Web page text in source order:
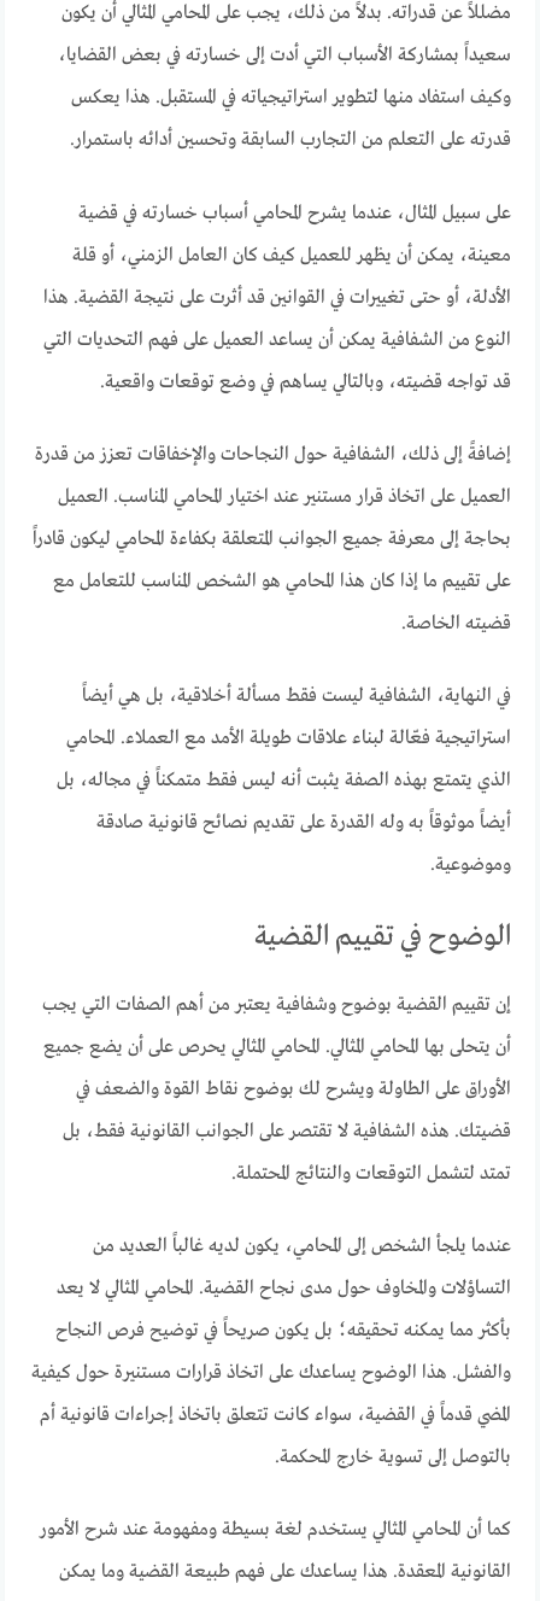
مضللاً عن قدراته. بدلاً من ذلك، يجب على المحامي المثالي أن يكون
سعيداً بمشاركة الأسباب التي أدت إلى خسارته في بعض القضايا،
وكيف استفاد منها لتطوير استراتيجياته في المستقبل. هذا يعكس
قدرته على التعلم من التجارب السابقة وتحسين أدائه باستمرار.
على سبيل المثال، عندما يشرح المحامي أسباب خسارته في قضية
معينة، يمكن أن يظهر للعميل كيف كان العامل الزمني، أو قلة
الأدلة، أو حتى تغييرات في القوانين قد أثرت على نتيجة القضية. هذا
النوع من الشفافية يمكن أن يساعد العميل على فهم التحديات التي
قد تواجه قضيته، وبالتالي يساهم في وضع توقعات واقعية.
إضافةً إلى ذلك، الشفافية حول النجاحات والإخفاقات تعزز من قدرة
العميل على اتخاذ قرار مستنير عند اختيار المحامي المناسب. العميل
بحاجة إلى معرفة جميع الجوانب المتعلقة بكفاءة المحامي ليكون قادراً
على تقييم ما إذا كان هذا المحامي هو الشخص المناسب للتعامل مع
قضيته الخاصة.
في النهاية، الشفافية ليست فقط مسألة أخلاقية، بل هي أيضاً
استراتيجية فعّالة لبناء علاقات طويلة الأمد مع العملاء. المحامي
الذي يتمتع بهذه الصفة يثبت أنه ليس فقط متمكناً في مجاله، بل
أيضاً موثوقاً به وله القدرة على تقديم نصائح قانونية صادقة
وموضوعية.
الوضوح في تقييم القضية
إن تقييم القضية بوضوح وشفافية يعتبر من أهم الصفات التي يجب
أن يتحلى بها المحامي المثالي. المحامي المثالي يحرص على أن يضع جميع
الأوراق على الطاولة ويشرح لك بوضوح نقاط القوة والضعف في
قضيتك. هذه الشفافية لا تقتصر على الجوانب القانونية فقط، بل
تمتد لتشمل التوقعات والنتائج المحتملة.
عندما يلجأ الشخص إلى المحامي، يكون لديه غالباً العديد من
التساؤلات والمخاوف حول مدى نجاح القضية. المحامي المثالي لا يعد
بأكثر مما يمكنه تحقيقه؛ بل يكون صريحاً في توضيح فرص النجاح
والفشل. هذا الوضوح يساعدك على اتخاذ قرارات مستنيرة حول كيفية
المضي قدماً في القضية، سواء كانت تتعلق باتخاذ إجراءات قانونية أم
بالتوصل إلى تسوية خارج المحكمة.
كما أن المحامي المثالي يستخدم لغة بسيطة ومفهومة عند شرح الأمور
القانونية المعقدة. هذا يساعدك على فهم طبيعة القضية وما يمكن